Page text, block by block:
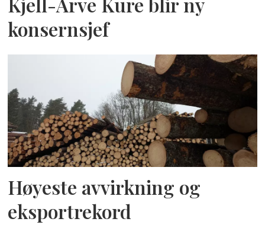
konsernsjef
Høyeste avvirkning og
eksportrekord